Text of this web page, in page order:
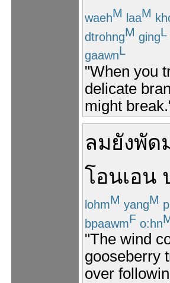
waehM laaM
dtrohngM gingL
gaawnL
"When you
delicate
might
ลมยังพัด
โอนเอน
lohmM yangM
bpaawmF o:hn
"The wind
gooseberry
over